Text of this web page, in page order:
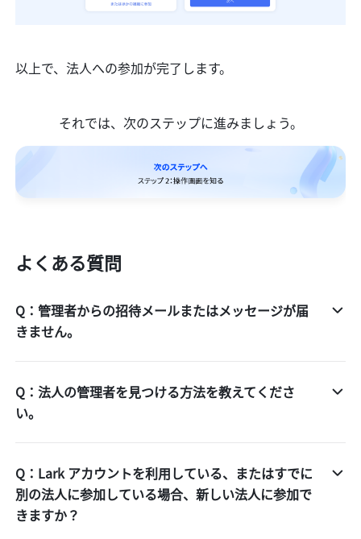
以上で、法人への参加が完了します。
それでは、次のステップに進みましょう。
よくある質問
Q：管理者からの招待メールまたはメッセージが届
きません。
Q：法人の管理者を見つける方法を教えてくださ
い。
Q：Lark アカウントを利用している、またはすでに
別の法人に参加している場合、新しい法人に参加で
きますか？